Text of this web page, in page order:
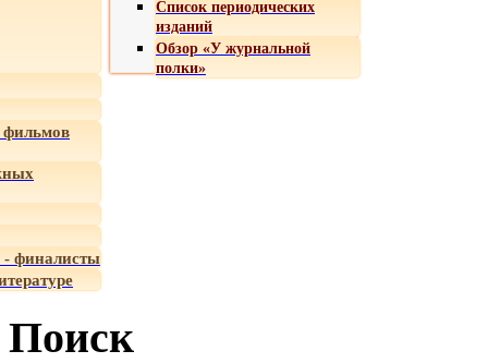
Список периодических
изданий
Обзор «У журнальной
полки»
- финалисты
Поиск